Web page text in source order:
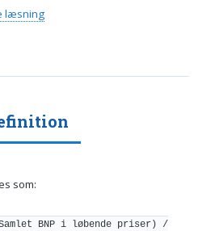
som:
BNP i løbende priser) /
læsning